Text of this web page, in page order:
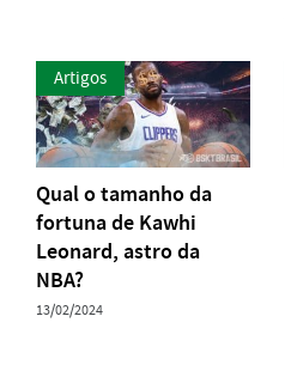
Artigos
Qual o tamanho da
fortuna de Kawhi
Leonard, astro da
NBA?
13/02/2024